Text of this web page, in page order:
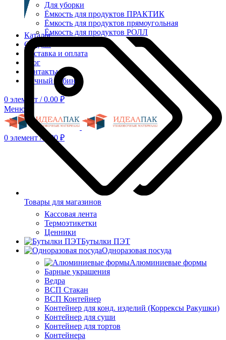
Каталог
Скидки
Доставка и оплата
Блог
Контакты
Личный кабинет
0 элемент / 0.00 ₽
Меню
0 элемент / 0.00 ₽
Для уборки
Ёмкость для продуктов ПРАКТИК
Ёмкость для продуктов прямоугольная
Ёмкость для продуктов РОЛЛ
Товары для магазинов
Кассовая лента
Термоэтикетки
Ценники
Бутылки ПЭТ
Одноразовая посуда
Алюминиевые формы
Барные украшения
Ведра
ВСП Стакан
ВСП Контейнер
Контейнер для конд. изделий (Коррексы Ракушки)
Контейнер для суши
Контейнер для тортов
Контейнера